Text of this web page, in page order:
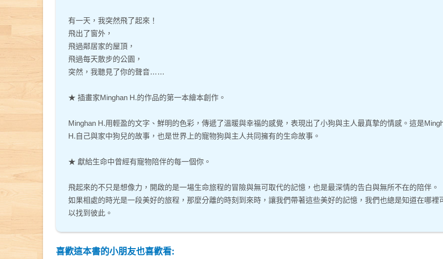
有一天，我突然飛了起來！
飛出了窗外，
飛過鄰居家的屋頂，
飛過每天散步的公園，
突然，我聽見了你的聲音……
★ 插畫家Minghan H.的作品的第一本繪本創作。
Minghan H.用輕盈的文字、鮮明的色彩，傳遞了溫暖與幸福的感覺，表現出了小狗與主人最真摯的情感。這是
H.自己與家中狗兒的故事，也是世界上的寵物狗與主人共同擁有的生命故事。
★ 獻給生命中曾經有寵物陪伴的每一個你。
飛起來的不只是想像力，開啟的是一場生命旅程的冒險與無可取代的記憶，也是最深情的告白與無所不在的陪伴。
如果相處的時光是一段美好的旅程，那麼分離的時刻到來時，讓我們帶著這些美好的記憶，我們也總是知道在哪裡
以找到彼此。
喜歡這本書的小朋友也喜歡看: